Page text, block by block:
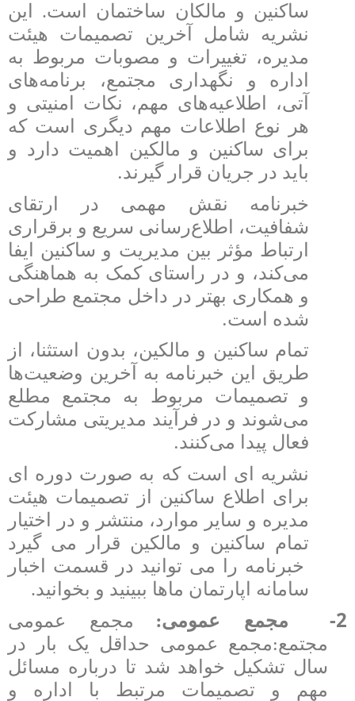
ساکنین و مالکان ساختمان است. این
نشریه شامل آخرین تصمیمات هیئت
مدیره، تغییرات و مصوبات مربوط به
اداره و نگهداری مجتمع، برنامه‌های
آتی، اطلاعیه‌های مهم، نکات امنیتی و
هر نوع اطلاعات مهم دیگری است که
برای ساکنین و مالکین اهمیت دارد و
باید در جریان قرار گیرند.
خبرنامه نقش مهمی در ارتقای
شفافیت، اطلاع‌رسانی سریع و برقراری
ارتباط مؤثر بین مدیریت و ساکنین ایفا
می‌کند، و در راستای کمک به هماهنگی
و همکاری بهتر در داخل مجتمع طراحی
شده است.
تمام ساکنین و مالکین، بدون استثنا، از
طریق این خبرنامه به آخرین وضعیت‌ها
و تصمیمات مربوط به مجتمع مطلع
می‌شوند و در فرآیند مدیریتی مشارکت
فعال پیدا می‌کنند.
نشریه ای است که به صورت دوره ای
برای اطلاع ساکنین از تصمیمات هیئت
مدیره و سایر موارد، منتشر و در اختیار
تمام ساکنین و مالکین قرار می گیرد
خبرنامه را می توانید در قسمت اخبار
سامانه اپارتمان ماها ببینید و بخوانید.
2- مجمع عمومی:
مجمع عمومی
مجتمع:مجمع عمومی حداقل یک بار در
سال تشکیل خواهد شد تا درباره مسائل
مهم و تصمیمات مرتبط با اداره و